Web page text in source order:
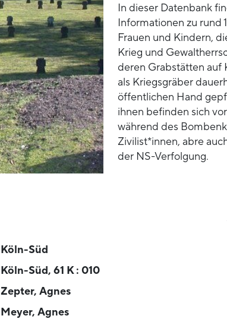
In dieser Datenbank
Informationen zu rund
Frauen und Kindern,
Krieg und
deren Grabstätten auf
als Kriegsgräber
öffentlichen Hand
ihnen befinden sich
während des
Zivilist*innen, abre
der NS-Verfolgung.
Köln-Süd
Köln-Süd, 61 K : 010
Zepter, Agnes
Meyer, Agnes